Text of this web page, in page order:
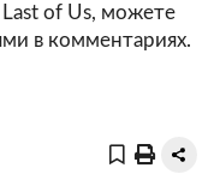
of Us, можете
в комментариях.